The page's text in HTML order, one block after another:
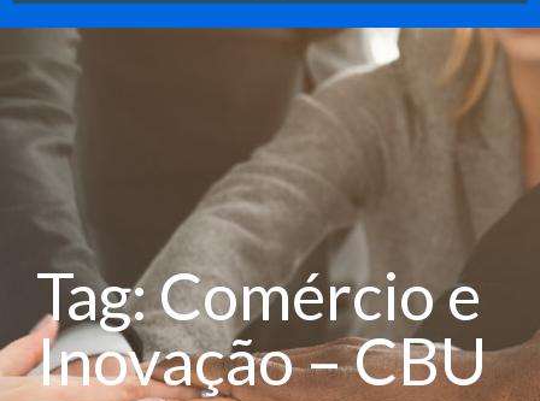
Tag: Comércio e
Inovação – CBU